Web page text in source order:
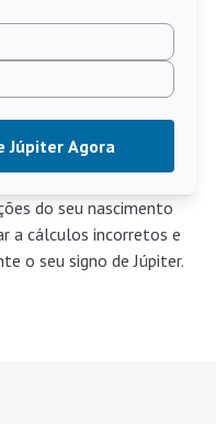
Júpiter Agora
do seu nascimento
a cálculos incorretos e
o seu signo de Júpiter.